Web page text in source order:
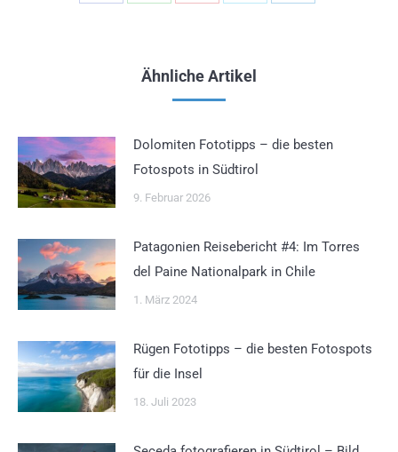
Ähnliche Artikel
Dolomiten Fototipps – die besten
Fotospots in Südtirol
9. Februar 2026
Patagonien Reisebericht #4: Im Torres
del Paine Nationalpark in Chile
1. März 2024
Rügen Fototipps – die besten Fotospots
für die Insel
18. Juli 2023